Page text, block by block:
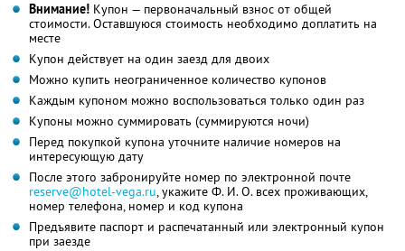
Внимание! Купон — первоначальный взнос от общей
стоимости. Оставшуюся стоимость необходимо доплатить на
месте
Купон действует на один заезд для двоих
Можно купить неограниченное количество купонов
Каждым купоном можно воспользоваться только один раз
Купоны можно суммировать (суммируются ночи)
Перед покупкой купона уточните наличие номеров на
интересующую дату
После этого забронируйте номер по электронной почте
reserve@hotel-vega.ru,укажите Ф. И. О.всех проживающих,
номер телефона, номер и код купона
Предъявите паспорт и распечатанный или электронный купон
при заезде